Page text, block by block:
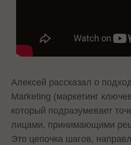
Алексей рассказал о
Marketing (маркетинг
который подразумевает
лицами, принимающими
Это цепочка шагов,